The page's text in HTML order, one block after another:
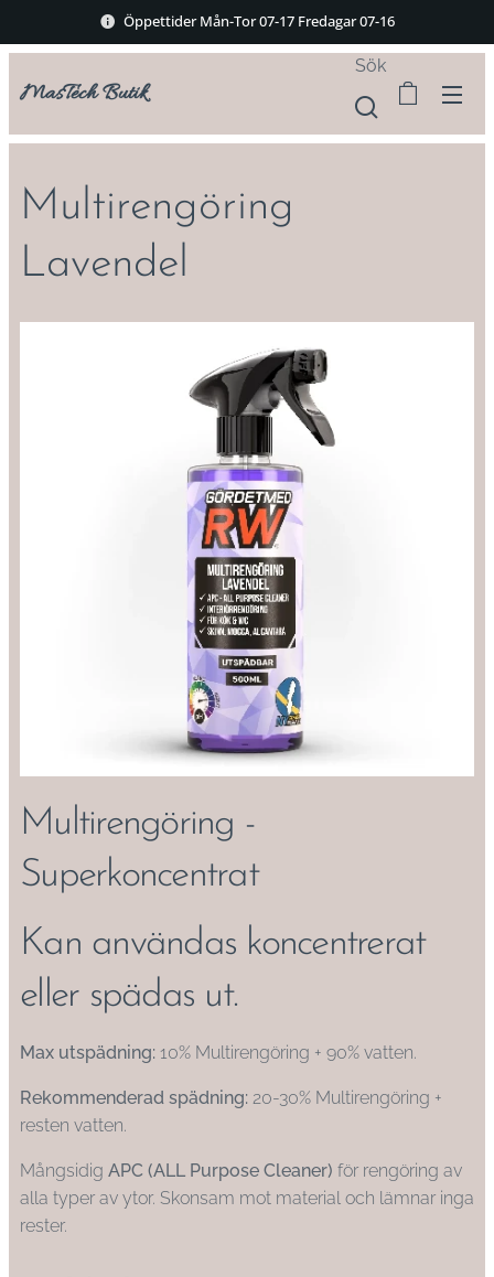
Öppettider Mån-Tor 07-17 Fredagar 07-16
MasTech Butik
Sök
Multirengöring
Lavendel
Multirengöring -
Superkoncentrat
Kan användas koncentrerat
eller spädas ut.
Max utspädning: 10% Multirengöring + 90% vatten.
Rekommenderad spädning: 20-30% Multirengöring +
resten vatten.
Mångsidig APC (ALL Purpose Cleaner) för rengöring av
alla typer av ytor. Skonsam mot material och lämnar inga
rester.